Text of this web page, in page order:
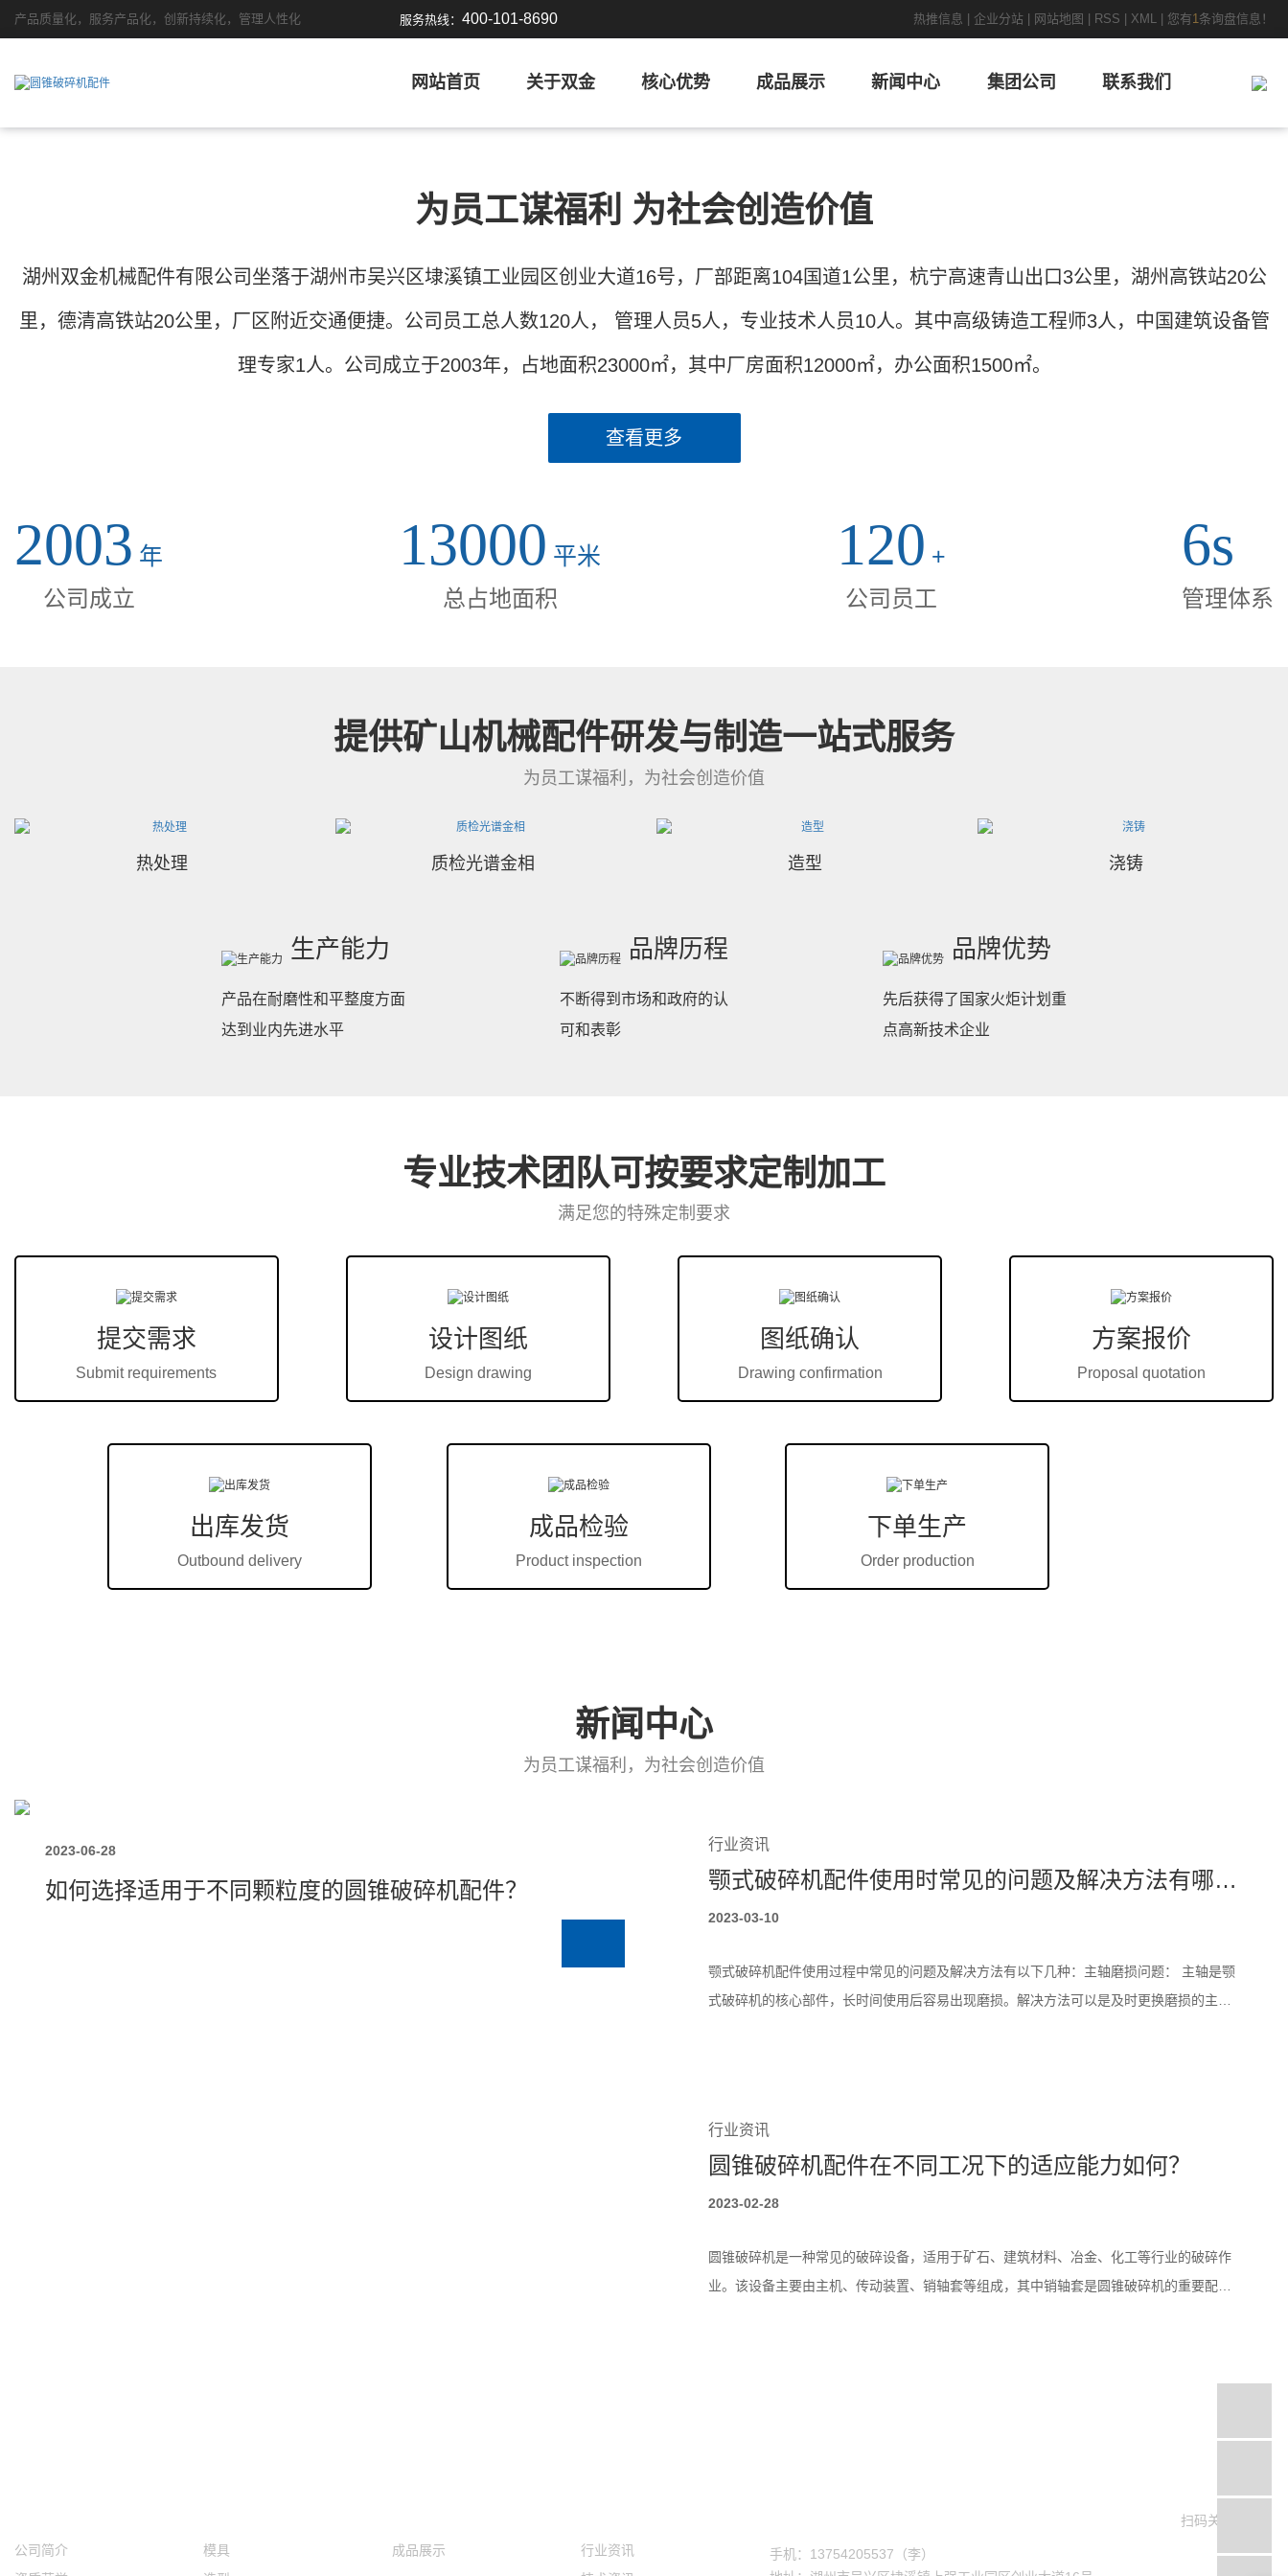
产品质量化，服务产品化，创新持续化，管理人性化 服务热线： 400-101-8690 热推信息 企业分站 网站地图 RSS XML 您有1条询盘信息！
网站首页 关于双金 核心优势 成品展示 新闻中心 集团公司 联系我们
为员工谋福利 为社会创造价值
湖州双金机械配件有限公司坐落于湖州市吴兴区埭溪镇工业园区创业大道16号，厂部距离104国道1公里，杭宁高速青山出口3公里，湖州高铁站20公
里，德清高铁站20公里，厂区附近交通便捷。公司员工总人数120人， 管理人员5人，专业技术人员10人。其中高级铸造工程师3人，中国建筑设备管
理专家1人。公司成立于2003年，占地面积23000㎡，其中厂房面积12000㎡，办公面积1500㎡。
查看更多
2003 年
公司成立
13000 平米
总占地面积
120 +
公司员工
6s
管理体系
提供矿山机械配件研发与制造一站式服务
为员工谋福利，为社会创造价值
热处理 质检光谱金相 造型 浇铸
生产能力
产品在耐磨性和平整度方面
达到业内先进水平
品牌历程
不断得到市场和政府的认
可和表彰
品牌优势
先后获得了国家火炬计划重
点高新技术企业
专业技术团队可按要求定制加工
满足您的特殊定制要求
提交需求
Submit requirements
设计图纸
Design drawing
图纸确认
Drawing confirmation
方案报价
Proposal quotation
出库发货
Outbound delivery
成品检验
Product inspection
下单生产
Order production
新闻中心
为员工谋福利，为社会创造价值
2023-06-28
如何选择适用于不同颗粒度的圆锥破碎机配件？
技术资讯
圆锥破碎机配件有哪些更换方法
圆锥破碎机是普遍用以各种矿山矿石破碎的关键矿山设备之一，圆锥破碎机的关键组成构
全过程中，应用時间后在所难免造成损坏或构件消遣损坏。这会立即危害破碎工作的进
圆锥机配件的安装方法
2021-06-14
在安裝前必须核对圆锥机配件的总数，查验每个零件加工表层与外螺纹在装卸搬运与运送
中所导致的损害，并清楚涂在生产加工表层上的维护建筑涂料及其在运送中落上的灰尘及
行业资讯
如何选择适用于不同颗粒度的圆锥破碎机配件？
选择适用于不同颗粒度的圆锥破碎机配件。我们需要了解圆锥破碎机的工作原理。圆锥破
碎机通...
破碎机设备配件的什么特性能提高工作效率？
2023-05-11
破碎机设备配件的特性可以显著提高工作效率。以下是一些主要特性：1. 高耐磨性：破碎
颚式破碎机配件使用寿命有多长？如何延长？
命是影响设备运行效果和生产效率的关键因素之一。本文将介绍颚式破碎机配件的使用寿
挠性连...
行业资讯
颚式破碎机配件使用时常见的问题及解决方法有哪些？
2023-03-10
颚式破碎机配件使用过程中常见的问题及解决方法有以下几种：主轴磨损问题： 主轴是颚
式破碎机的核心部件，长时间使用后容易出现磨损。解决方法可以是及时更换磨损的主
行业资讯
圆锥破碎机配件在不同工况下的适应能力如何？
2023-02-28
圆锥破碎机是一种常见的破碎设备，适用于矿石、建筑材料、冶金、化工等行业的破碎作
业。该设备主要由主机、传动装置、销轴套等组成，其中销轴套是圆锥破碎机的重要配件
成有轧磨墙.板.传动齿轮.锥套.凸轮轴.破碎墙.滚动轴承等，破碎机在破碎工作流程中，应
公司简介
模具
成品展示
行业资讯
手机：13754205537（李）
扫码关注我们